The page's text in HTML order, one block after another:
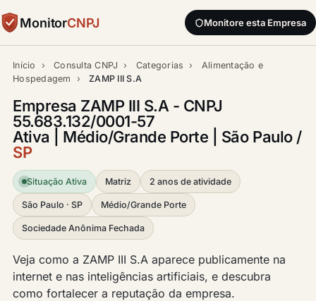
MonitorCNPJ Monitore esta Empresa
Início › Consulta CNPJ › Categorias ›
Alimentação e
Hospedagem
› ZAMP III S.A
Empresa ZAMP III S.A - CNPJ
55.683.132/0001-57
Ativa | Médio/Grande Porte | São Paulo /
SP
Situação Ativa Matriz 2 anos de atividade
São Paulo · SP Médio/Grande Porte
Sociedade Anônima Fechada
Veja como a ZAMP III S.A aparece publicamente na
internet e nas inteligências artificiais, e descubra
como fortalecer a reputação da empresa.